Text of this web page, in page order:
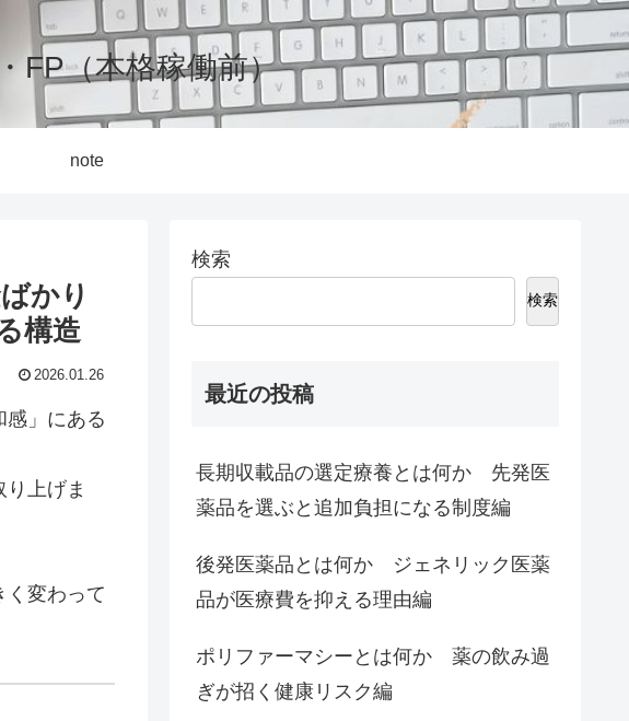
FP（本格稼働前）
note
かり
構造
2026.01.26
」にある
り上げま
変わって
検索
検索
最近の投稿
長期収載品の選定療養とは何か 先発医
薬品を選ぶと追加負担になる制度編
後発医薬品とは何か ジェネリック医薬
品が医療費を抑える理由編
ポリファーマシーとは何か 薬の飲み過
ぎが招く健康リスク編